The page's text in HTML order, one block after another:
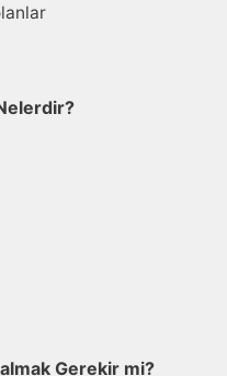
Gerekir mi?